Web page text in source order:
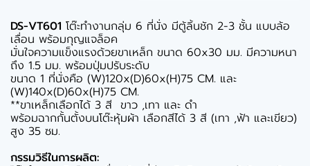
DS-VT601 โต๊ะทำงานกลุ่ม 6 ที่นั่ง มีตู้ลิ้นชัก 2-3 ชั้น แบบล้อ
เลื่อน พร้อมกุญแจล็อค
มั่นใจความแข็งแรงด้วยขาเหล็ก ขนาด 60x30 มม. มีความหนา
ถึง 1.5 มม. พร้อมปุ่มปรับระดับ
ขนาด 1 ที่นั่งคือ (W)120x(D)60x(H)75 CM. และ
(W)140x(D)60x(H)75 CM.
**ขาเหล็กเลือกได้ 3 สี ขาว ,เทา และ ดำ
พร้อมฉากกั้นตั้งบนโต๊ะหุ้มผ้า เลือกสีได้ 3 สี (เทา ,ฟ้า และเขียว)
สูง 35 ซม.
กรรมวิธีในการผลิต: